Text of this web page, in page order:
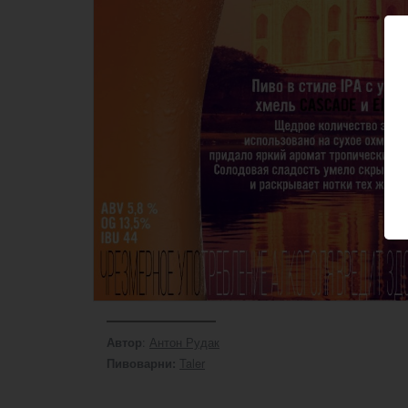
Автор Антон Рудак
Пивоварни: Taler